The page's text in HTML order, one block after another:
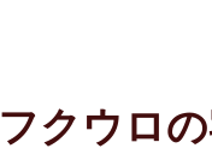
フクウロ